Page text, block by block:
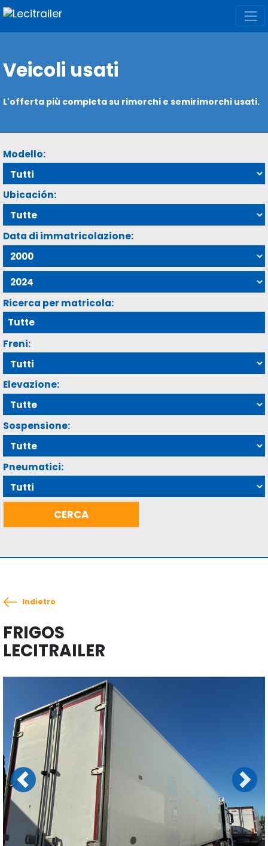
Veicoli usati
L'offerta più completa su rimorchi e semirimorchi usati.
Modello:
Ubicación:
Data di immatricolazione:
Ricerca per matricola:
Freni:
Elevazione:
Sospensione:
Pneumatici:
Indietro
FRIGOS
LECITRAILER
Previous Next